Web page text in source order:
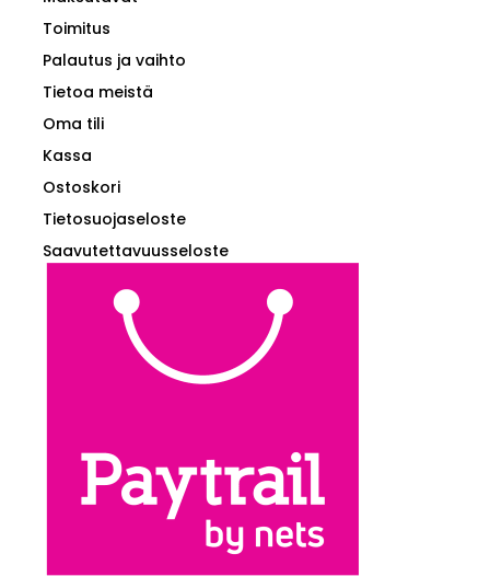
Toimitus
Palautus ja vaihto
Tietoa meistä
Oma tili
Kassa
Ostoskori
Tietosuojaseloste
Saavutettavuusseloste